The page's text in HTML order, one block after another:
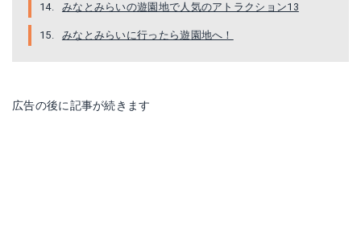
みなとみらいの遊園地で人気のアトラクション13
みなとみらいに行ったら遊園地へ！
広告の後に記事が続きます